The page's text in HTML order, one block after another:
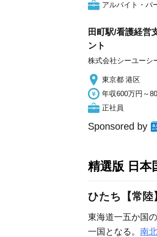
アルバイト・パ
田町駅/看護経営
ント
株式会社シーユーシ
東京都 港区
年収600万円～
正社員
Sponsored by
精選版 日本
ひたち【常陸
東海道一五か国
一国となる。 南